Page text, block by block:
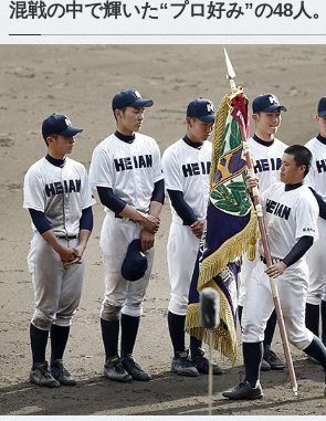
混戦の中で輝いた“プロ好み”の48人。